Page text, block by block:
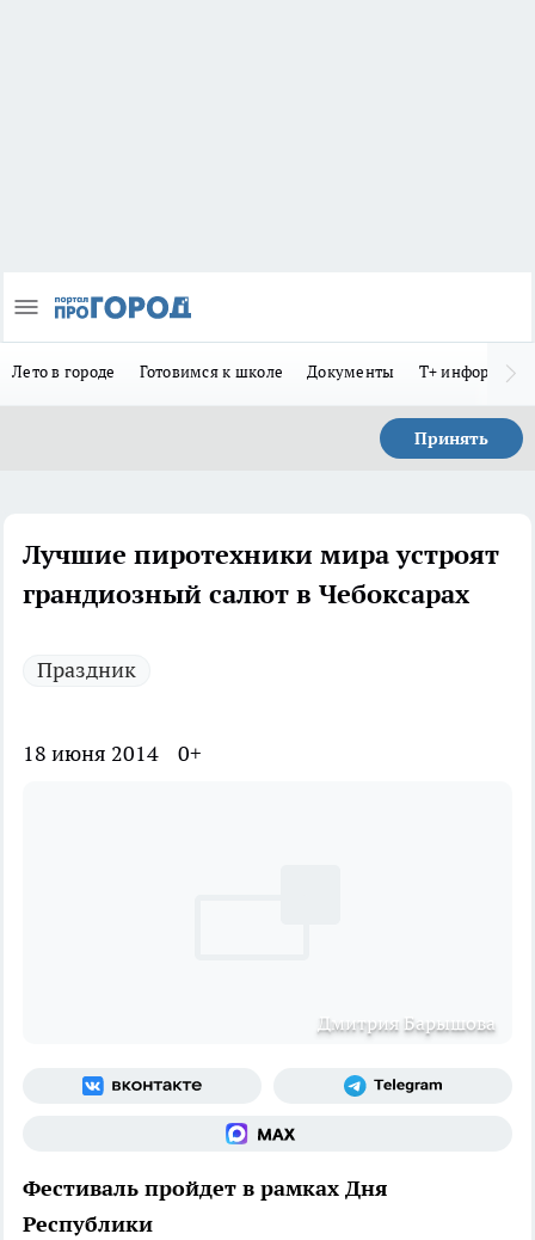
Лето в городе Готовимся к школе Документы Т+
Принять
Лучшие пиротехники мира устроят
грандиозный салют в Чебоксарах
Праздник
18 июня 2014 0+
Дмитрия Барышова
Фестиваль пройдет в рамках Дня
Республики